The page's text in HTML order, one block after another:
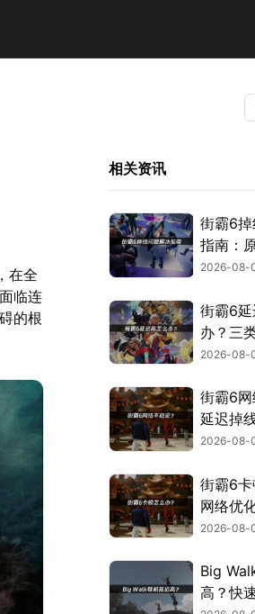
在全
临连
的根
相关资讯
街霸6
指南：
络优化
2026-08-
街霸6延
办？三
解决方案
2026-08-
街霸6网
延迟掉
南！
2026-08-
街霸6卡
网络优
2026-08-
Big
高？快